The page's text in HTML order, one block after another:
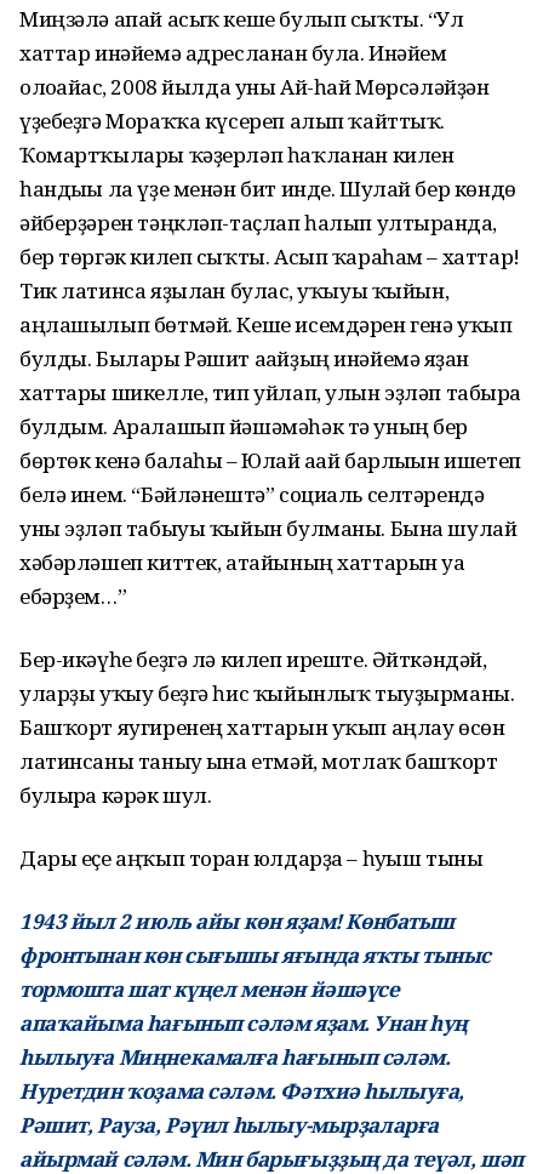
Миңзәлә апай асыҡ кеше булып сыҡты. “Ул
хаттар инәйемә адресланған була. Инәйем
олоғайғас, 2008 йылда уны Ай-һай Мөрсәләйҙән
үҙебеҙгә Мораҡҡа күсереп алып ҡайттыҡ.
Ҡомартҡылары ҡәҙерләп һаҡланған килен
һандығы ла үҙе менән бит инде. Шулай бер көндө
әйберҙәрен тәңкләп-таҫлап һалып ултырғанда,
бер төргәк килеп сыҡты. Асып ҡараһам – хаттар!
Тик латинса яҙылған булғас, уҡыуы ҡыйын,
аңлашылып бөтмәй. Кеше исемдәрен генә уҡып
булды. Былары Рәшит ағайҙың инәйемә яҙған
хаттары шикелле, тип уйлап, улын эҙләп табырға
булдым. Аралашып йәшәмәһәк тә уның бер
бөртөк кенә балаһы – Юлай ағай барлығын ишетеп
белә инем. “Бәйләнештә” социаль селтәрендә
уны эҙләп табыуы ҡыйын булманы. Бына шулай
хәбәрләшеп киттек, атайының хаттарын уға
ебәрҙем…”
Бер-икәүһе беҙгә лә килеп иреште. Әйткәндәй,
уларҙы уҡыу беҙгә һис ҡыйынлыҡ тыуҙырманы.
Башҡорт яугиренең хаттарын уҡып аңлау өсөн
латинсаны таныу ғына етмәй, мотлаҡ башҡорт
булырға кәрәк шул.
Дары еҫе аңҡып торған юлдарҙа – һуғыш тыны
1943 йыл 2 июль айы көн яҙам! Көнбатыш
фронтынан көн сығышы яғында яҡты тыныс
тормошта шат күңел менән йәшәүсе
апаҡайыма һағынып сәләм яҙам. Унан һуң
һылыуға Миңнекамалға һағынып сәләм.
Нуретдин ҡоҙама сәләм. Фәтхиә һылыуға,
Рәшит, Рауза, Рәүил һылыу-мырҙаларға
айырмай сәләм. Мин барығыҙҙың да теүәл, шәп